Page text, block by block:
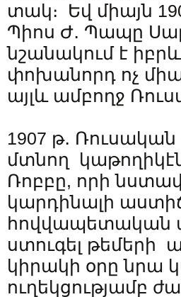
տակ։ Եվ միայն
Պիոս Ժ․ Պապը
նշանակում է
փոխանորդ ոչ
այլև ամբողջ
1907 թ․
մտնող
Ռոբբը, որի
կարդինալի
հովվապետական
ստուգել թեմերի
կիրակի օրը նրա
ուղեկցությամբ